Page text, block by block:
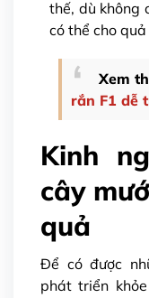
thế, dù không
có thể cho
Xem
rắn F1 dễ
Kinh
cây
quả
Để có được
phát triển